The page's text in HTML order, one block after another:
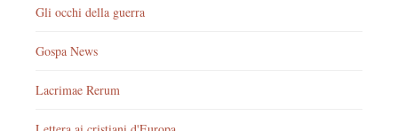
Gli occhi della guerra
Gospa News
Lacrimae Rerum